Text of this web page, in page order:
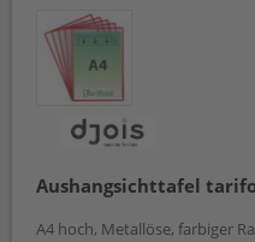
Aushangsichttafel
A4 hoch, Metallöse, farbiger